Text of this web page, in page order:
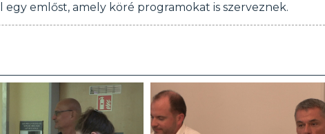
emlőst, amely köré programokat is szerveznek.